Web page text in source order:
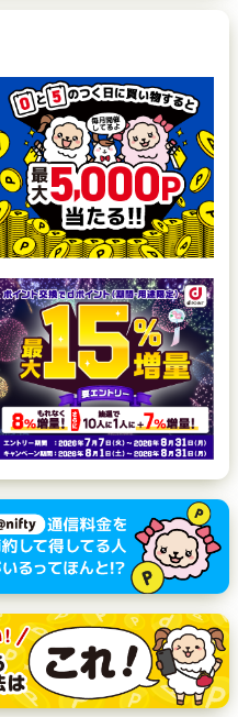
や10％還元の条件・詳細は、
公式HPをご確認ください。
。 ※9 当プランや最大10％還
必ず以下ホームぺージをご確
プランは予告なく変更・終了
す。